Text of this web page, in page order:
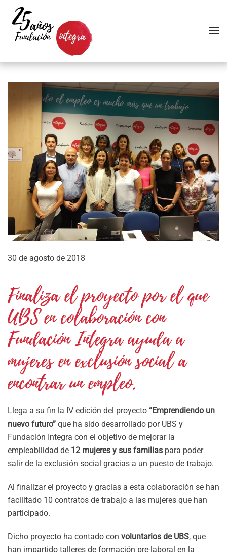
Skip to main content
30 de agosto de 2018
Finaliza el proyecto por el que
UBS en colaboración con
Fundación Integra ayuda a
mujeres en exclusión social a
encontrar un empleo.
Llega a su fin la IV edición del proyecto “Emprendiendo un
nuevo futuro” que ha sido desarrollado por UBS y
Fundación Integra con el objetivo de mejorar la
empleabilidad de 12 mujeres y sus familias para poder
salir de la exclusión social gracias a un puesto de trabajo.
Al finalizar el proyecto y gracias a esta colaboración se han
facilitado 10 contratos de trabajo a las mujeres que han
participado.
Dicho proyecto ha contado con voluntarios de UBS, que
han impartido talleres de formación pre-laboral en la